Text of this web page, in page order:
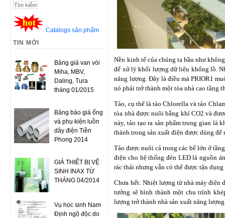
Catalogs sản phẩm
TIN MỚI
Bảng giá van vòi
Miha, MBV,
Daling, Tura
tháng 01/2015
Bảng báo giá ống
và phụ kiện luồn
dây điện Tiền
Phong 2014
GIÁ THIẾT BỊ VỆ
SINH INAX TỪ
THÁNG 04/2014
Vụ học sinh Nam
Định ngộ độc do
Nền kinh tế của chúng ta hầu như
để xử lý khối lượng dữ liệu khổng lồ.
năng lượng. Đây là điều mà PRIOR1
nó phải trở thành một tòa nhà cao tầng
Tảo, cụ thể là tảo Chlorella và tảo
tòa nhà được nuôi bằng khí CO2 và
này, tảo tạo ra sản phẩm trung gian là
thành trong sản xuất điện được dùng
Tảo được nuôi cả trong các bể lớn ở
điện cho hệ thống đèn LED là nguồn
rác thải nhưng vẫn có thể được tận
Chưa hết: Nhiệt lượng từ nhà máy điện
tưởng sẽ hình thành một chu trình
lượng trở thành nhà sản xuất năng